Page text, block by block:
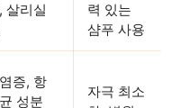
살리실
력 있는
샴푸 사용
증, 항
성분
자극 최소